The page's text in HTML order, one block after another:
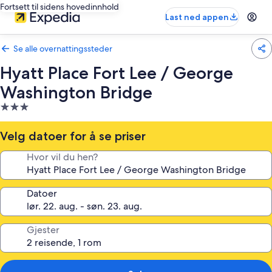
Fortsett til sidens hovedinnhold
Last ned appen
Se alle overnattingssteder
Hyatt Place Fort Lee / George
Washington Bridge
Overnattingssted
med
3.0
stjerner
Velg datoer for å se priser
Hvor vil du hen?
Datoer
Gjester